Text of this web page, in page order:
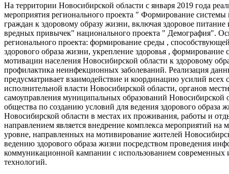
На территории Новосибирской области с января 2019 года
мероприятия регионального проекта " Формирование
граждан к здоровому образу жизни, включая здоровое питание
вредных привычек" национального проекта " Демография".
регионального проекта: формирование среды ,
здорового образа жизни, укрепление здоровья , формирование
мотивации населения Новосибирской области к здоровому
профилактика неинфекционных заболеваний. Реализация
предусматривает взаимодействие и координацию усилий всех
исполнительной власти Новосибирской области, органов
самоуправления муниципальных образований Новосибирской
общества по созданию условий для ведения здорового образа
Новосибирской области в местах их проживания, работы и
направлением является внедрение комплекса мероприятий на
уровне, направленных на мотивирование жителей
ведению здорового образа жизни посредством проведения
коммуникационной кампании с использованием
технологий.